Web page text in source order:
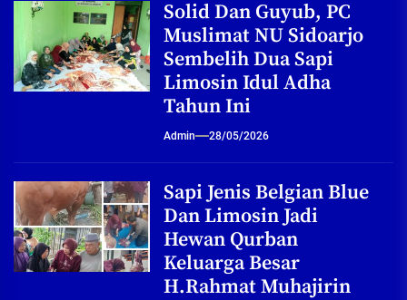
Solid Dan Guyub, PC
Muslimat NU Sidoarjo
Sembelih Dua Sapi
Limosin Idul Adha
Tahun Ini
Admin 28/05/2026
Sapi Jenis Belgian Blue
Dan Limosin Jadi
Hewan Qurban
Keluarga Besar
H.Rahmat Muhajirin